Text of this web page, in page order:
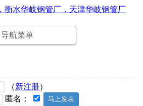
导航菜单
（新注册）
匿名：